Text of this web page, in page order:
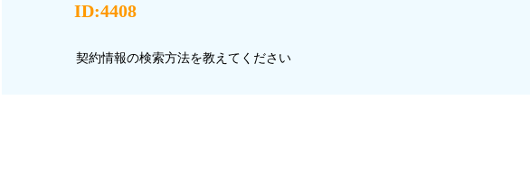
ID:4408
契約情報の検索方法を教えてください